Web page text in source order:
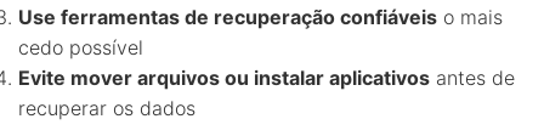
Use ferramentas de recuperação confiáveis o mais
cedo possível
Evite mover arquivos ou instalar aplicativos antes de
recuperar os dados